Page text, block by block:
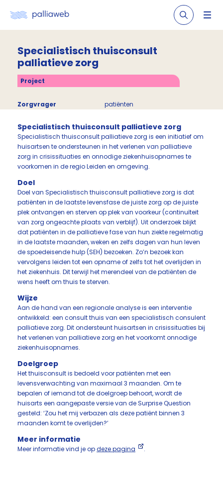
Specialistisch thuisconsult
palliatieve zorg
Project
Zorgvrager patiënten
Specialistisch thuisconsult palliatieve zorg
Specialistisch thuisconsult palliatieve zorg is een initiatief om
huisartsen te ondersteunen in het verlenen van palliatieve
zorg in crisissituaties en onnodige ziekenhuisopnames te
voorkomen in de regio Leiden en omgeving.
Doel
Doel van Specialistisch thuisconsult palliatieve zorg is dat
patiënten in de laatste levensfase de juiste zorg op de juiste
plek ontvangen en sterven op plek van voorkeur (continuïteit
van zorg ongeachte plaats van verblijf). Uit onderzoek blijkt
dat patiënten in de palliatieve fase van hun ziekte regelmatig
in de laatste maanden, weken en zelfs dagen van hun leven
de spoedeisende hulp (SEH) bezoeken. Zo’n bezoek kan
vervolgens leiden tot een opname of zelfs tot het overlijden in
het ziekenhuis. Dit terwijl het merendeel van de patiënten de
wens heeft om thuis te sterven.
Wijze
Aan de hand van een regionale analyse is een interventie
ontwikkeld: een consult thuis van een specialistisch consulent
palliatieve zorg. Dit ondersteunt huisartsen in crisissituaties bij
het verlenen van palliatieve zorg en het voorkomt onnodige
ziekenhuisopnames.
Doelgroep
Het thuisconsult is bedoeld voor patiënten met een
levensverwachting van maximaal 3 maanden. Om te
bepalen of iemand tot de doelgroep behoort, wordt de
huisarts een aangepaste versie van de Surprise Question
gesteld: ‘Zou het mij verbazen als deze patiënt binnen 3
maanden komt te overlijden?’
Meer informatie
Meer informatie vind je opdeze pagina .